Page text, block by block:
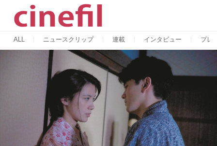
ALL ニュースクリップ 連載 インタビュー プレ